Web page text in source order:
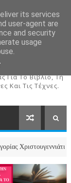
Για Το Βιβλίο, Τη
Και Τις Τέχνες.
Ποιήματος-
its services
user-agent are
and security
usage